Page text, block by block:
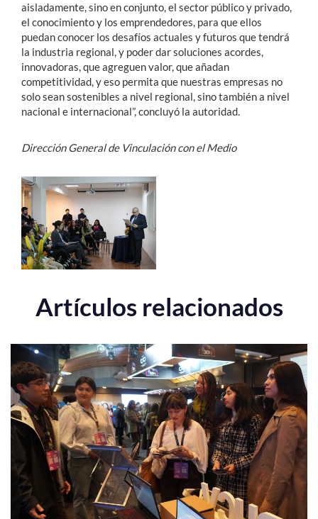
aisladamente, sino en conjunto, el sector público y privado,
el conocimiento y los emprendedores, para que ellos
puedan conocer los desafíos actuales y futuros que tendrá
la industria regional, y poder dar soluciones acordes,
innovadoras, que agreguen valor, que añadan
competitividad, y eso permita que nuestras empresas no
solo sean sostenibles a nivel regional, sino también a nivel
nacional e internacional”, concluyó la autoridad.
Dirección General de Vinculación con el Medio
Artículos relacionados